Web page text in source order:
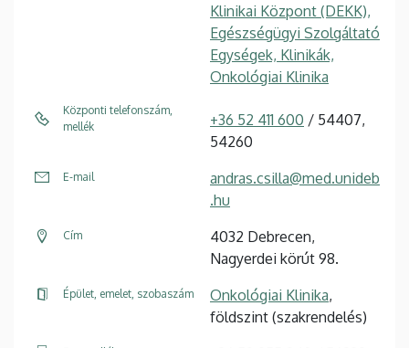
Klinikai Központ (DEKK),
Egészségügyi Szolgáltató
Egységek, Klinikák,
Onkológiai Klinika
Központi telefonszám,
mellék
+36 52 411 600 / 54407,
54260
E-mail
andras.csilla@med.unideb
.hu
Cím
4032 Debrecen,
Nagyerdei körút 98.
Épület, emelet, szobaszám Onkológiai Klinika,
földszint (szakrendelés)